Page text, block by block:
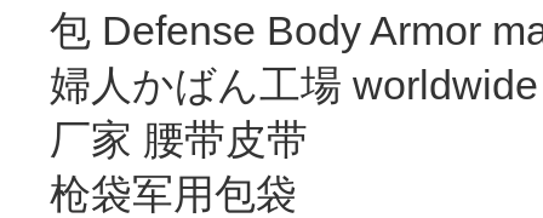
包 Defense Body Armor
婦人かばん工場 worldwide
厂家 腰带皮带
枪袋军用包袋